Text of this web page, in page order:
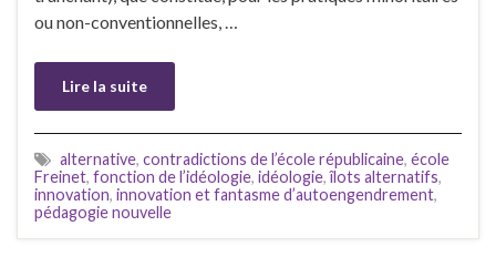
ou non-conventionnelles, …
Lire la suite
alternative, contradictions de l’école républicaine, école
Freinet, fonction de l’idéologie, idéologie,îlots alternatifs,
innovation, innovation et fantasme d’autoengendrement,
pédagogie nouvelle